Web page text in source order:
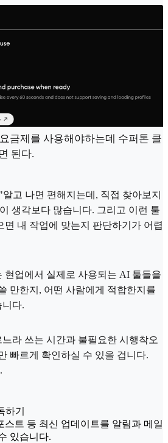
금제를 사용해야하는데 수퍼톤 클
된다.
고 나면 편해지는데, 직접 찾아보지
생각보다 많습니다. 그리고 이런 툴
면 내 작업에 맞는지 판단하기가 어렵
현업에서 실제로 사용되는 AI 툴들을
만한지, 어떤 사람에게 적합한지를
다.
라 쓰는 시간과 불필요한 시행착오
빠르게 확인하실 수 있을 겁니다.
하기
스트 등 최신 업데이트를 알림과 메일
있습니다.